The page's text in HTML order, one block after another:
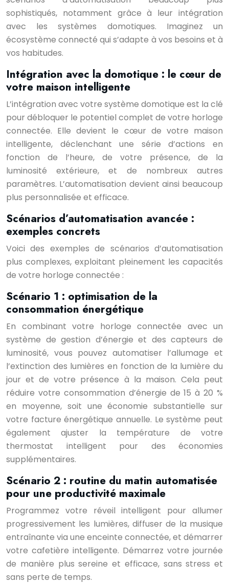
sophistiqués, notamment grâce à leur intégration
avec les systèmes domotiques. Imaginez un
écosystème connecté qui s’adapte à vos besoins et à
vos habitudes.
Intégration avec la domotique : le cœur de
votre maison intelligente
L’intégration avec votre système domotique est la clé
pour débloquer le potentiel complet de votre horloge
connectée. Elle devient le cœur de votre maison
intelligente, déclenchant une série d’actions en
fonction de l’heure, de votre présence, de la
luminosité extérieure, et de nombreux autres
paramètres. L’automatisation devient ainsi beaucoup
plus personnalisée et efficace.
Scénarios d’automatisation avancée :
exemples concrets
Voici des exemples de scénarios d’automatisation
plus complexes, exploitant pleinement les capacités
de votre horloge connectée :
Scénario 1 : optimisation de la
consommation énergétique
En combinant votre horloge connectée avec un
système de gestion d’énergie et des capteurs de
luminosité, vous pouvez automatiser l’allumage et
l’extinction des lumières en fonction de la lumière du
jour et de votre présence à la maison. Cela peut
réduire votre consommation d’énergie de 15 à 20 %
en moyenne, soit une économie substantielle sur
votre facture énergétique annuelle. Le système peut
également ajuster la température de votre
thermostat intelligent pour des économies
supplémentaires.
Scénario 2 : routine du matin automatisée
pour une productivité maximale
Programmez votre réveil intelligent pour allumer
progressivement les lumières, diffuser de la musique
entraînante via une enceinte connectée, et démarrer
votre cafetière intelligente. Démarrez votre journée
de manière plus sereine et efficace, sans stress et
sans perte de temps.